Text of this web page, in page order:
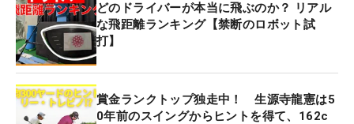
どのドライバーが本当に飛ぶのか？ リアル
な飛距離ランキング【禁断のロボット試
打】
賞金ランクトップ独走中！ 生源寺龍憲は5
0年前のスイングからヒントを得て、162c